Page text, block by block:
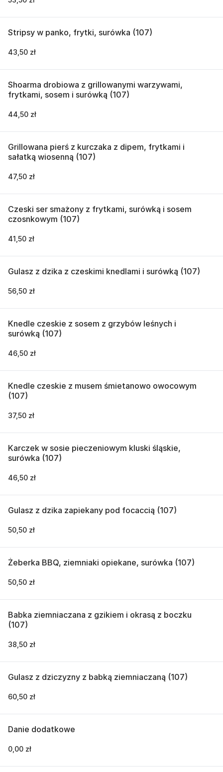
Stripsy w panko, frytki, surówka (107)
43,50 zł
Shoarma drobiowa z grillowanymi warzywami,
frytkami, sosem i surówką (107)
44,50 zł
Grillowana pierś z kurczaka z dipem, frytkami i
sałatką wiosenną (107)
47,50 zł
Czeski ser smażony z frytkami, surówką i sosem
czosnkowym (107)
41,50 zł
Gulasz z dzika z czeskimi knedlami i surówką (107)
56,50 zł
Knedle czeskie z sosem z grzybów leśnych i
surówką (107)
46,50 zł
Knedle czeskie z musem śmietanowo owocowym
(107)
37,50 zł
Karczek w sosie pieczeniowym kluski śląskie,
surówka (107)
46,50 zł
Gulasz z dzika zapiekany pod focaccią (107)
50,50 zł
Żeberka BBQ, ziemniaki opiekane, surówka (107)
50,50 zł
Babka ziemniaczana z gzikiem i okrasą z boczku
(107)
38,50 zł
Gulasz z dziczyzny z babką ziemniaczaną (107)
60,50 zł
Danie dodatkowe
0,00 zł